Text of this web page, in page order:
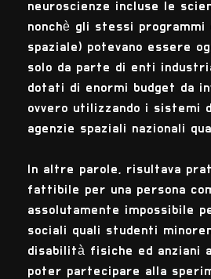
neuroscienze incluse le
nonchè gli stessi programmi
spaziale) potevano essere
solo da parte di enti
dotati di enormi budget da
ovvero utilizzando i sistemi
agenzie spaziali nazionali
In altre parole, risultava
fattibile per una persona
assolutamente impossibile
sociali quali studenti
disabilità fisiche ed anziani
poter partecipare alla